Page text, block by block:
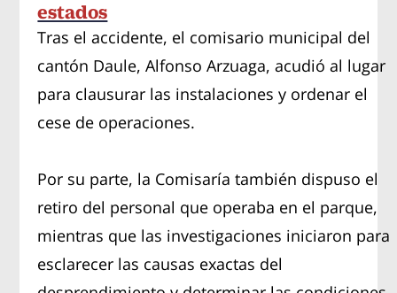
estados
Tras el accidente, el comisario municipal del
cantón Daule, Alfonso Arzuaga, acudió al lugar
para clausurar las instalaciones y ordenar el
cese de operaciones.
Por su parte, la Comisaría también dispuso el
retiro del personal que operaba en el parque,
mientras que las investigaciones iniciaron para
esclarecer las causas exactas del